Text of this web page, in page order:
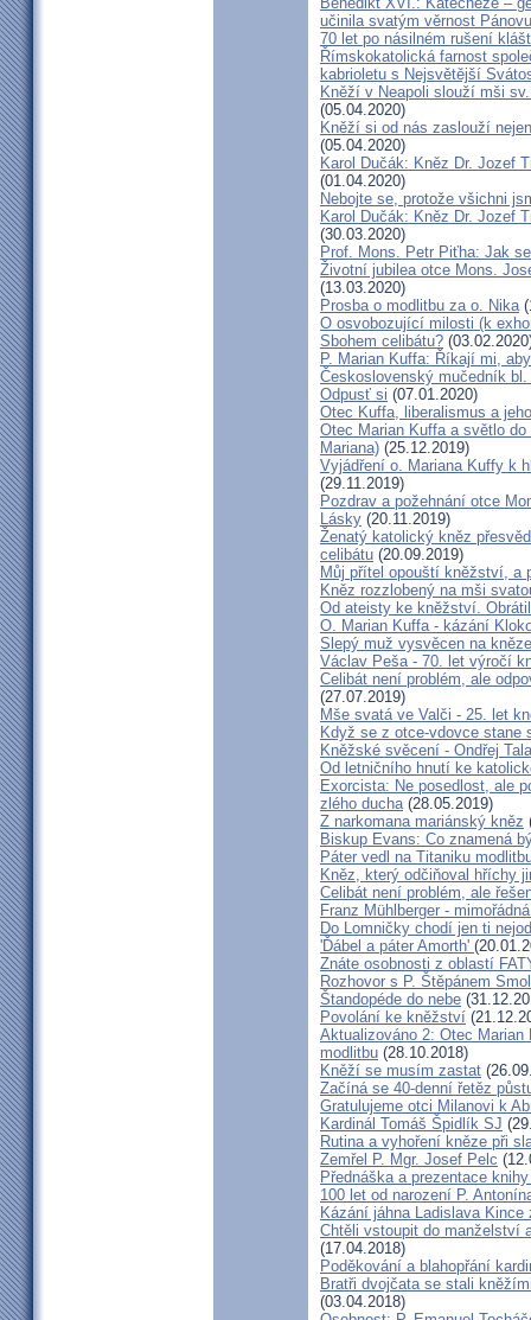
učinila svatým věrnost
70 let po násilném rušení
Římskokatolická farnost
kabrioletu s Nejsvětější
Kněží v Neapoli slouží mši
(05.04.2020)
Kněží si od nás zaslouží
(05.04.2020)
Karol Dučák: Kněz Dr. Jozef
(01.04.2020)
Nebojte se, protože všichni
Karol Dučák: Kněz Dr. Jozef
(30.03.2020)
Prof. Mons. Petr Piťha: Jak
Životní jubilea otce Mons.
(13.03.2020)
Prosba o modlitbu za o. Nika
O osvobozující milosti (k
Sbohem celibátu?
P. Marian Kuffa: Říkají mi,
Československý mučedník
Odpusť si (07.01.2020)
Otec Kuffa, liberalismus a
Otec Marian Kuffa a světlo
Mariana) (25.12.2019)
Vyjádření o. Mariana Kuffy k
(29.11.2019)
Pozdrav a požehnání otce
Lásky (20.11.2019)
Ženatý katolický kněz
celibátu (20.09.2019)
Můj přítel opouští kněžství, a
Kněz rozzlobený na mši
Od ateisty ke kněžství.
O. Marian Kuffa - kázání
Slepý muž vysvěcen na kněze
Václav Peša - 70. let výročí
Celibát není problém, ale
(27.07.2019)
Mše svatá ve Valči - 25. let
Když se z otce-vdovce stane
Kněžské svěcení - Ondřej
Od letničního hnutí ke
Exorcista: Ne posedlost, ale
zlého ducha(28.05.2019)
Z narkomana mariánský kněz
Biskup Evans: Co znamená
Páter vedl na Titaniku
Kněz, který odčiňoval hříchy
Celibát není problém, ale
Franz Mühlberger -
Do Lomničky chodí jen ti
'Ďábel a páter Amorth'
Znáte osobnosti z oblastí
Rozhovor s P. Štěpánem
Štandopéde do nebe
Povolání ke kněžství
Aktualizováno 2: Otec
modlitbu (28.10.2018)
Kněží se musím zastat
Začíná se 40-denní řetěz
Gratulujeme otci Milanovi k
Kardinál Tomáš Špidlík SJ
Rutina a vyhoření kněze při
Zemřel P. Mgr. Josef Pelc
Přednáška a prezentace
100 let od narození P.
Kázání jáhna Ladislava
Chtěli vstoupit do manželství
(17.04.2018)
Poděkování a blahopřání
Bratři dvojčata se stali
(03.04.2018)